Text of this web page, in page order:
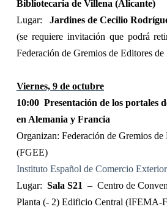
Bibliotecaria de Villena (Alicante)
Lugar:
Jardines de Cecilio
(se requiere invitación que podrá
Federación de Gremios de Editores de
Viernes, 9 de octubre
10:00 Presentación de los portales
en Alemania y Francia
Organizan: Federación de Gremios de
(FGEE)
Instituto Español de Comercio
Lugar: Sala S21 – Centro de
Planta (- 2) Edificio Central (IFEMA-